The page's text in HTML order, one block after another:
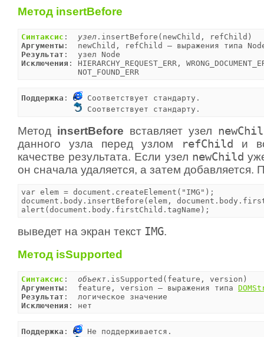
Метод insertBefore
Синтаксис : узел
Аргументы
Результат
Исключения : HIERARCHY_REQUEST_ERR,
            NOT_FOUND_ERR
Поддержка :
Соответствует стандарту.
Соответствует стандарту.
Метод insertBefore вставляет узел
данного узла перед узлом
refChild и
качестве результата. Если узел newChild
он сначала удаляется, а затем добавляется.
var elem = document.createElement("IMG");
document.body.insertBefore(elem,
alert(document.body.firstChild.tagName);
выведет на экран текст IMG.
Метод isSupported
Синтаксис : объект
Аргументы :  feature, version — выражения типа
Результат
Исключения : нет
Поддержка :
Не поддерживается.